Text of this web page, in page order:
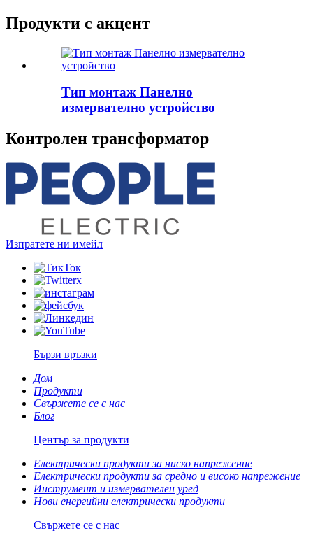
Продукти с акцент
Тип монтаж Панелно
измервателно устройство
Контролен трансформатор
Изпратете ни имейл
Бързи връзки
Дом
Продукти
Свържете се с нас
Блог
Център за продукти
Електрически продукти за ниско напрежение
Електрически продукти за средно и високо напрежение
Инструмент и измервателен уред
Нови енергийни електрически продукти
Свържете се с нас